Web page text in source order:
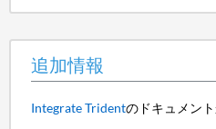
追加情報
Integrate Tridentのドキュメント